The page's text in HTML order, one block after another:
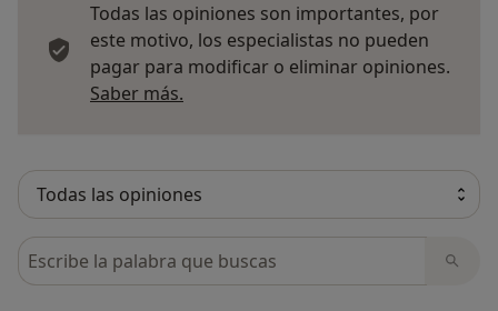
Todas las opiniones son importantes, por
este motivo, los especialistas no pueden
pagar para modificar o eliminar opiniones.
Saber más.
Busca en opiniones